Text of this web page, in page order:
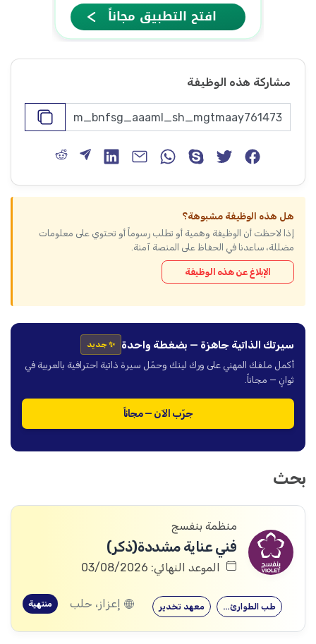
مشاركة هذه الوظيفة
هل هذه الوظيفة مشبوهة؟
إذا لاحظت أن الوظيفة وهمية أو تطلب رسوماً أو تحتوي على معلومات
مضللة، ساعدنا في الحفاظ على المنصة آمنة.
الإبلاغ عن هذه الوظيفة
سيرتك الذاتية جاهزة — بضغطة واحدة ✨ جديد
أكمل ملفك المهني على ورك لينك وحمّل سيرة ذاتية احترافية بالعربية في
ثوانٍ — مجاناً.
جرّب الآن — مجاناً
بحث
منظمة بنفسج
فني عناية مشددة(ذكر)
الموعد النهائي: 03/08/2026
معهد تخدير طب الطوارئ… إعزاز، حلب منتهية